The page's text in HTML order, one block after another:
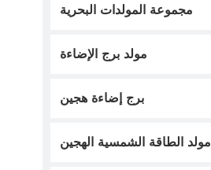
مجموعة المولدات البحرية
مولد برج الإضاءة
برج إضاءة هجين
مولد الطاقة الشمسية الهجين